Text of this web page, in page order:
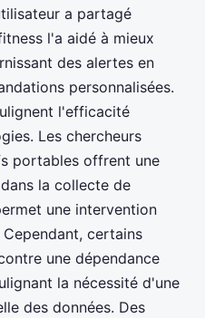
a partagé
l'a aidé à mieux
des alertes en
personnalisées.
l'efficacité
Les chercheurs
portables offrent une
la collecte de
une intervention
certains
une dépendance
la nécessité d'une
des données. Des